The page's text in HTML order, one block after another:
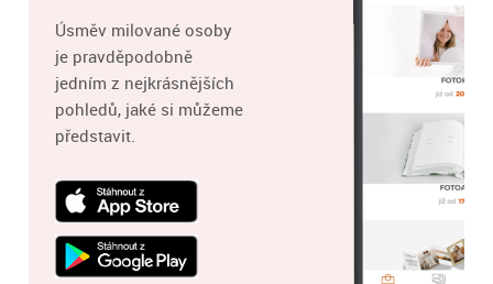
Úsměv milované osoby
je pravděpodobně
jedním z nejkrásnějších
pohledů, jaké si můžeme
představit.